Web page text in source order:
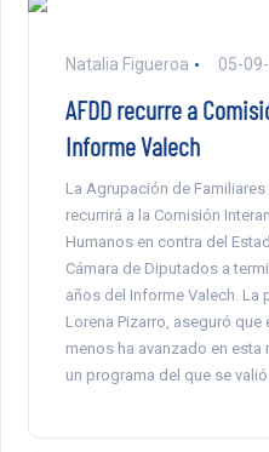
Natalia Figueroa 05-
AFDD recurre a
Informe Valech
La Agrupación de
recurrirá a la Comisión
Humanos en contra del
Cámara de Diputados a
años del Informe Valech. La
Lorena Pizarro, aseguró
menos ha avanzado en
un programa del que se